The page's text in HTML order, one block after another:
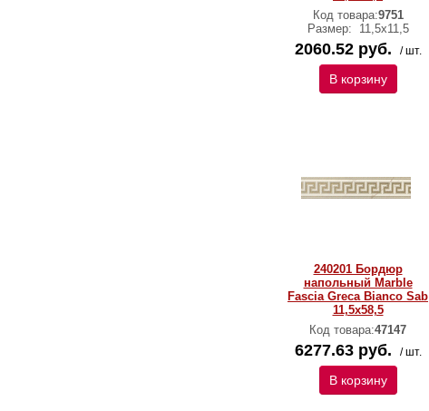
Код товара:9751
Размер:
11,5х11,5
2060.52 руб. / шт.
В корзину
240201 Бордюр
напольный Marble
Fascia Greca Bianco Sab
11,5x58,5
Код товара:47147
6277.63 руб. / шт.
В корзину